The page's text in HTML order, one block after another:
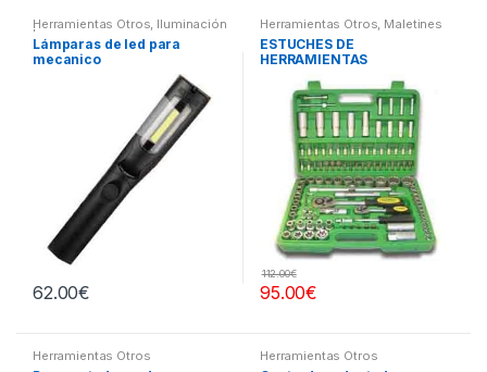
Herramientas Otros, Iluminación
| Linternas Led
Lámparas de led para
mecanico
62.00€
Herramientas Otros, Maletines
Herramientas, Extractores,
Compresímetros, otros
ESTUCHES DE
HERRAMIENTAS
95.00€
112.00€
Herramientas Otros Herramientas Otros